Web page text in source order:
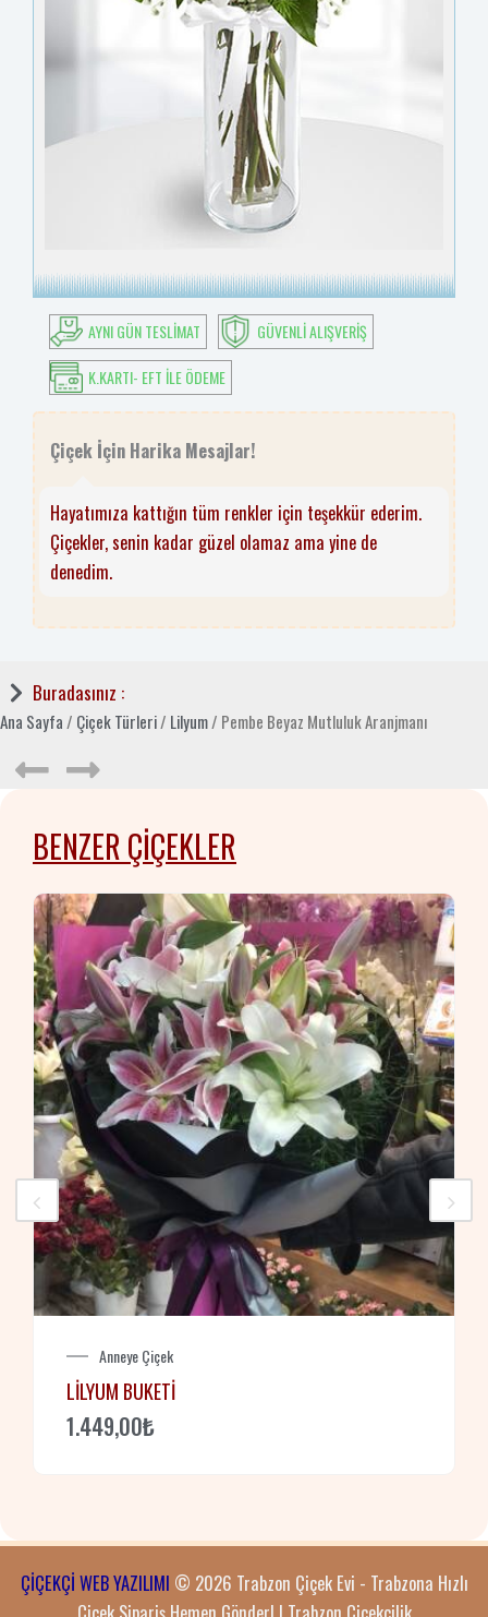
AYNI GÜN TESLIMAT
GÜVENLI ALIŞVERIŞ
K.KARTI- EFT ILE ÖDEME
Çiçek İçin Harika Mesajlar!
Hayatımıza kattığın tüm renkler için teşekkür ederim.
Çiçekler, senin kadar güzel olamaz ama yine de
denedim.
Buradasınız :
Ana Sayfa / Çiçek Türleri/ Lilyum/ Pembe Beyaz Mutluluk Aranjmanı
BENZER ÇIÇEKLER
Anneye Çiçek
LILYUM BUKETI
1.449,00₺
ÇİÇEKÇİ WEB YAZILIMI © 2026 Trabzon Çiçek Evi - Trabzona Hızlı